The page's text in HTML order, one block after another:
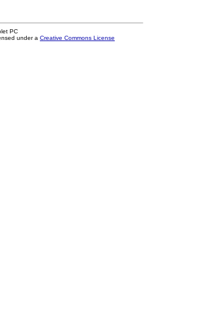
PC
under a Creative Commons License